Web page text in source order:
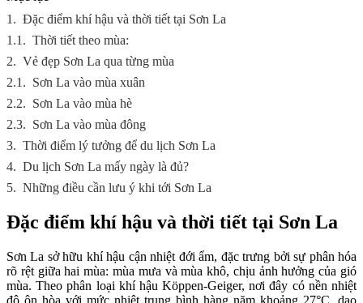
1. Đặc điểm khí hậu và thời tiết tại Sơn La
1.1. Thời tiết theo mùa:
2. Vẻ đẹp Sơn La qua từng mùa
2.1. Sơn La vào mùa xuân
2.2. Sơn La vào mùa hè
2.3. Sơn La vào mùa đông
3. Thời điểm lý tưởng để du lịch Sơn La
4. Du lịch Sơn La mấy ngày là đủ?
5. Những điều cần lưu ý khi tới Sơn La
Đặc điểm khí hậu và thời tiết tại Sơn La
Sơn La sở hữu khí hậu cận nhiệt đới ẩm, đặc trưng bởi sự phân hóa
rõ rệt giữa hai mùa: mùa mưa và mùa khô, chịu ảnh hưởng của gió
mùa. Theo phân loại khí hậu Köppen-Geiger, nơi đây có nền nhiệt
độ ôn hòa với mức nhiệt trung bình hàng năm khoảng 27°C, dao